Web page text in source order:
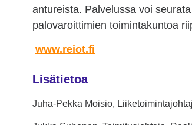
antureista. Palvelussa voi
palovaroittimien toimintakuntoa
www.reiot.fi
Lisätietoa
Juha-Pekka Moisio,